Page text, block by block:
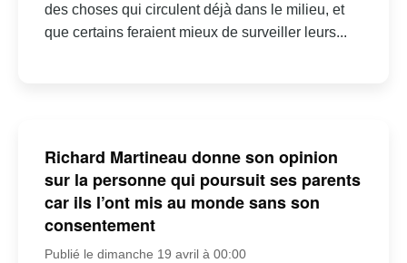
des choses qui circulent déjà dans le milieu, et
que certains feraient mieux de surveiller leurs...
Richard Martineau donne son opinion
sur la personne qui poursuit ses parents
car ils l’ont mis au monde sans son
consentement
Publié le dimanche 19 avril à 00:00